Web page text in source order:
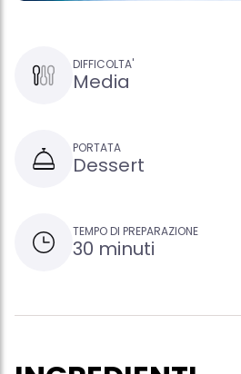
DIFFICOLTA'
Media
PORTATA
Dessert
TEMPO DI PREPARAZIONE
30 minuti